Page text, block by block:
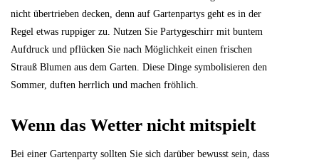
nicht übertrieben decken, denn auf Gartenpartys geht es in der
Regel etwas ruppiger zu. Nutzen Sie Partygeschirr mit buntem
Aufdruck und pflücken Sie nach Möglichkeit einen frischen
Strauß Blumen aus dem Garten. Diese Dinge symbolisieren den
Sommer, duften herrlich und machen fröhlich.
Wenn das Wetter nicht mitspielt
Bei einer Gartenparty sollten Sie sich darüber bewusst sein, dass